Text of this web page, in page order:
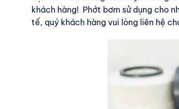
khách hàng! Phớt bơm sử dụng cho
tế, quý khách hàng vui lòng liên hệ